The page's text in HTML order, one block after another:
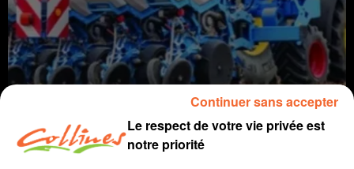
Le respect de votre vie privée est
notre priorité
Continuer sans accepter